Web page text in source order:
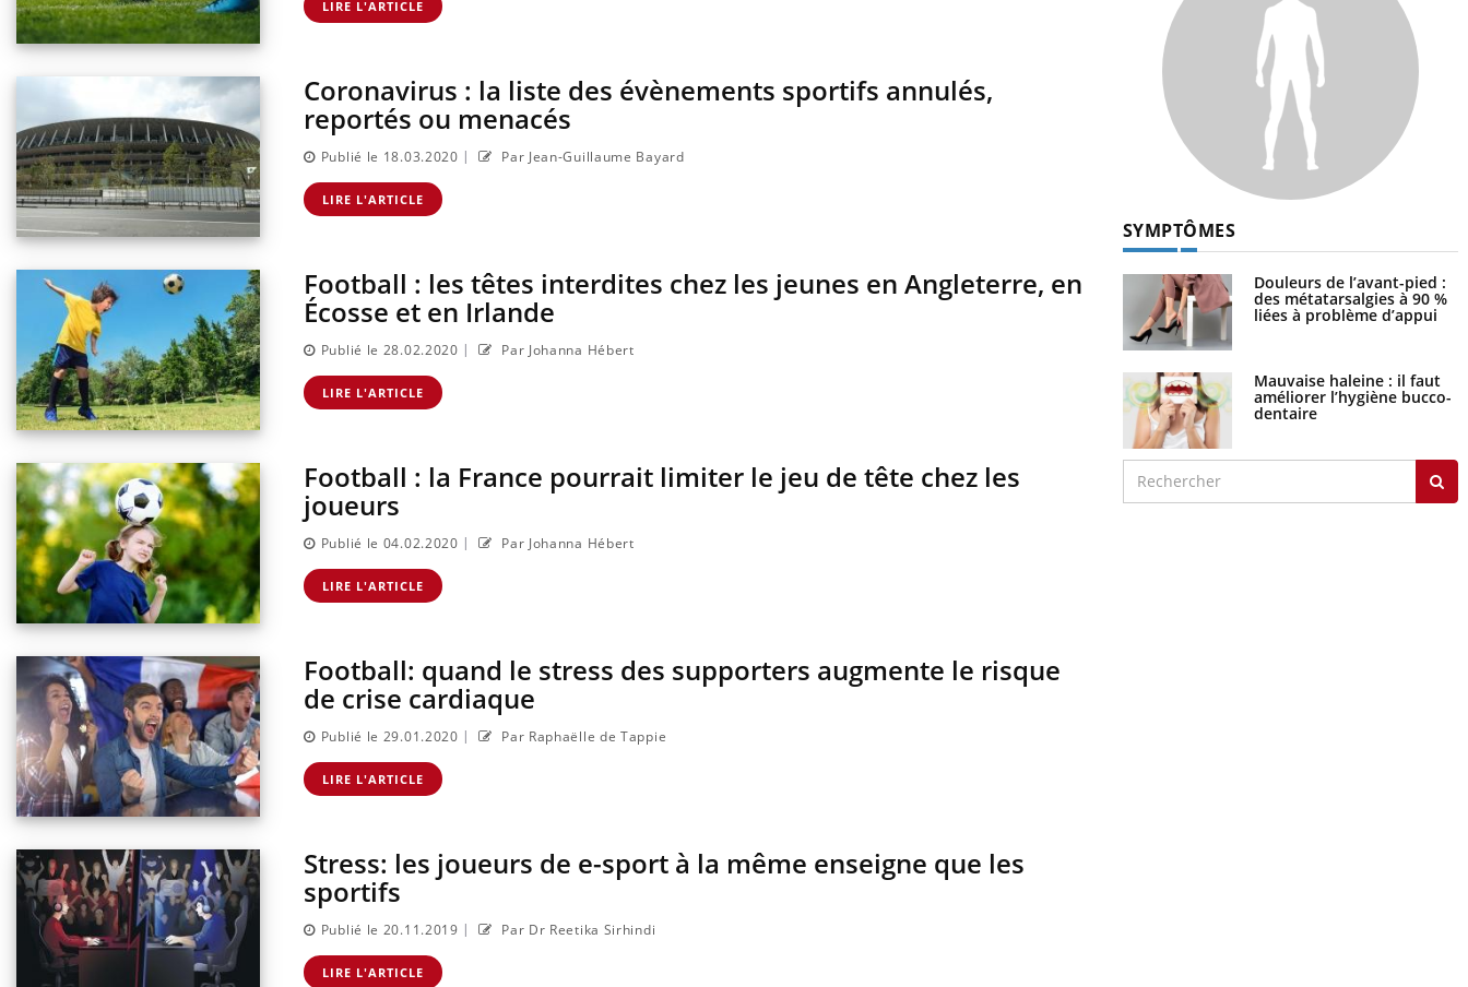
LIRE L'ARTICLE
Coronavirus : la liste des évènements sportifs annulés,
reportés ou menacés
Publié le 18.03.2020 | Par Jean-Guillaume Bayard
LIRE L'ARTICLE
Football : les têtes interdites chez les jeunes en Angleterre, en
Écosse et en Irlande
Publié le 28.02.2020 | Par Johanna Hébert
LIRE L'ARTICLE
Football : la France pourrait limiter le jeu de tête chez les
joueurs
Publié le 04.02.2020 | Par Johanna Hébert
LIRE L'ARTICLE
Football: quand le stress des supporters augmente le risque
de crise cardiaque
Publié le 29.01.2020 | Par Raphaëlle de Tappie
LIRE L'ARTICLE
Stress: les joueurs de e-sport à la même enseigne que les
sportifs
Publié le 20.11.2019 | Par Dr Reetika Sirhindi
LIRE L'ARTICLE
SYMPTÔMES
Douleurs de l’avant-pied :
des métatarsalgies à 90 %
liées à problème d’appui
Mauvaise haleine : il faut
améliorer l’hygiène bucco-
dentaire